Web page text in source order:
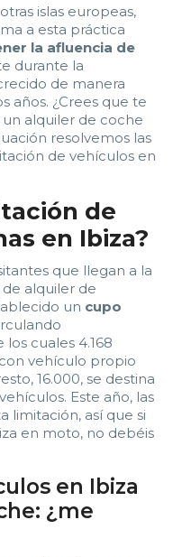
islas europeas,
a esta práctica
la afluencia de
durante la
de manera
años. ¿Crees que te
un alquiler de coche
resolvemos las
de vehículos en
de
en Ibiza?
que llegan a la
de alquiler de
un cupo
cuales 4.168
vehículo propio
16.000, se destina
Este año, las
limitación, así que si
en moto, no debéis
en Ibiza
¿me
1:30
3:30
5:30
9:30
11:30
13:30
15:30
17:30
19:30
21:30
23:30